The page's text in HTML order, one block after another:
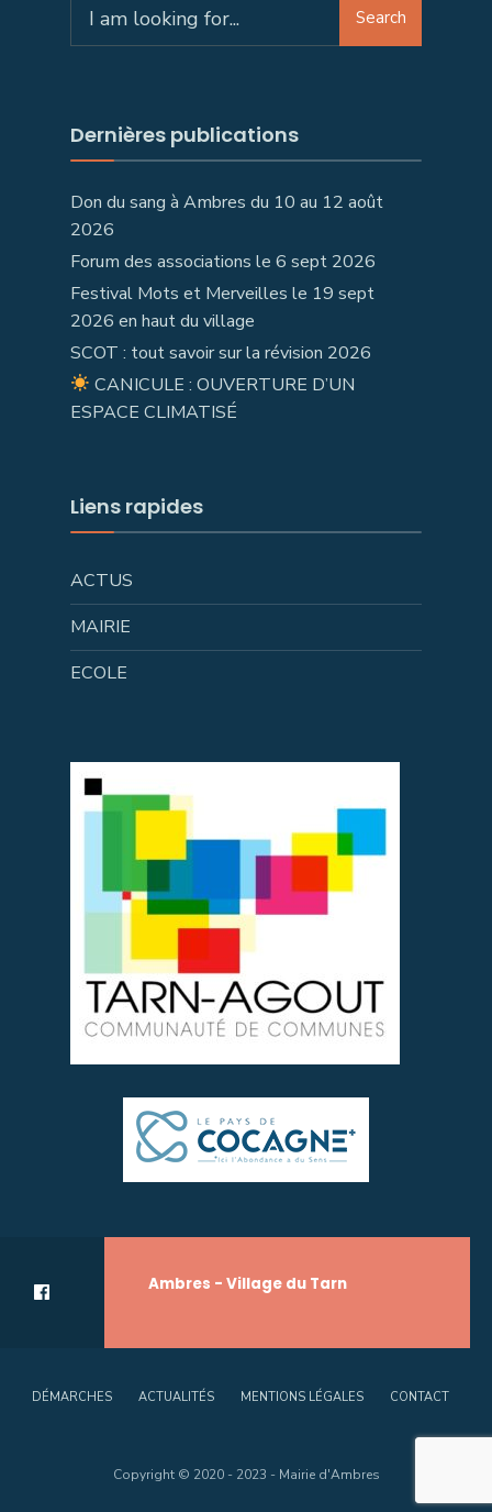
for:
Search
Dernières publications
Don du sang à Ambres du 10 au 12 août
2026
Forum des associations le 6 sept 2026
Festival Mots et Merveilles le 19 sept
2026 en haut du village
SCOT : tout savoir sur la révision 2026
CANICULE : OUVERTURE D’UN
ESPACE CLIMATISÉ
Liens rapides
ACTUS
MAIRIE
ECOLE
Ambres - Village du Tarn
DÉMARCHES ACTUALITÉS MENTIONS LÉGALES CONTACT
Copyright © 2020 - 2023 - Mairie d'Ambres